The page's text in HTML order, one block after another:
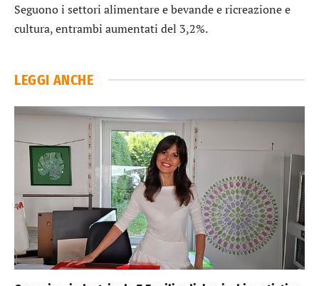
Seguono i settori alimentare e bevande e ricreazione e
cultura, entrambi aumentati del 3,2%.
LEGGI ANCHE